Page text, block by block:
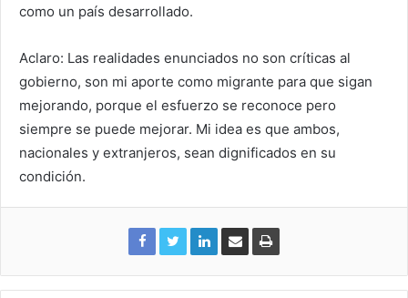
como un país desarrollado.
Aclaro: Las realidades enunciados no son críticas al
gobierno, son mi aporte como migrante para que sigan
mejorando, porque el esfuerzo se reconoce pero
siempre se puede mejorar. Mi idea es que ambos,
nacionales y extranjeros, sean dignificados en su
condición.